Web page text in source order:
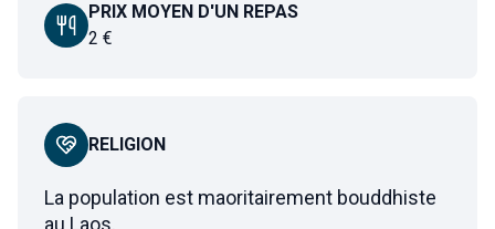
RELIGION
La population est maoritairement bouddhiste
au Laos.
PRIX MOYEN D'UN REPAS
2 €